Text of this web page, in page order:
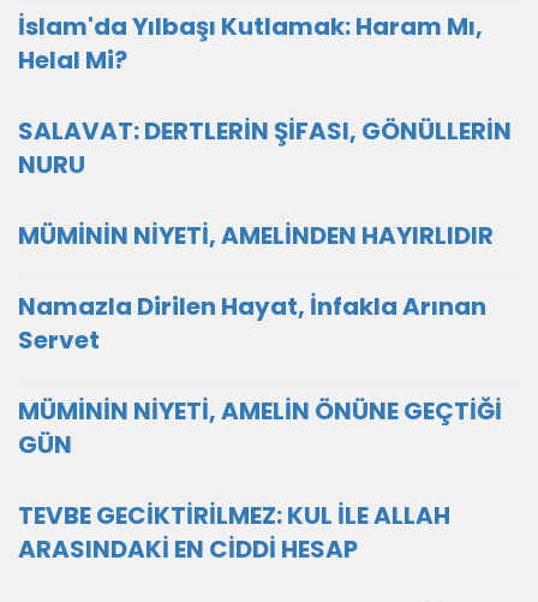
İslam'da Yılbaşı Kutlamak: Haram Mı,
Helal Mi?
SALAVAT: DERTLERİN ŞİFASI, GÖNÜLLERİN
NURU
MÜMİNİN NİYETİ, AMELİNDEN HAYIRLIDIR
Namazla Dirilen Hayat, İnfakla Arınan
Servet
MÜMİNİN NİYETİ, AMELİN ÖNÜNE GEÇTİĞİ
GÜN
TEVBE GECİKTİRİLMEZ: KUL İLE ALLAH
ARASINDAKİ EN CİDDİ HESAP